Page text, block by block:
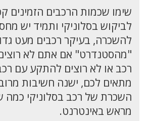
שימו שכמות הרכבים הזמינים
לביקוש בסלוניקי ותמיד יש
להשכרה, בעיקר רכבים מעט
"מהסטנדרט" אם אתם לא
רכב או לא רוצים להתקע עם
מתאים לכם, ישנה חשיבות
השכרת של רכב בסלוניקי כמה
מראש באינטרנט.